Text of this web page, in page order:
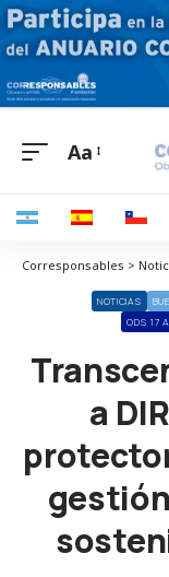
Aa
NOTICIAS
ODS 17
a